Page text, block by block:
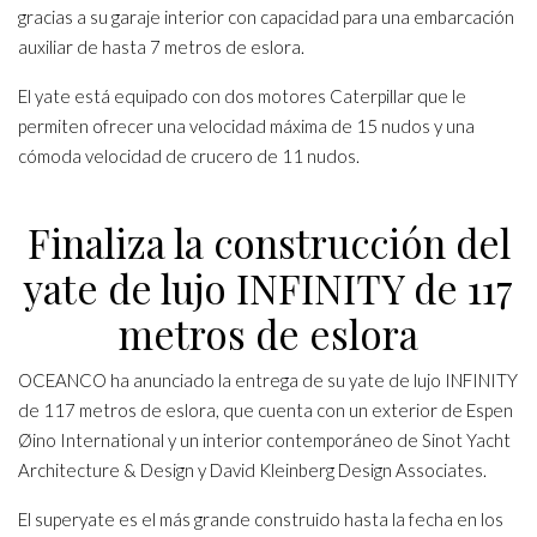
gracias a su garaje interior con capacidad para una embarcación
auxiliar de hasta 7 metros de eslora.
El yate está equipado con dos motores Caterpillar que le
permiten ofrecer una velocidad máxima de 15 nudos y una
cómoda velocidad de crucero de 11 nudos.
Finaliza la construcción del
yate de lujo INFINITY de 117
metros de eslora
OCEANCO ha anunciado la entrega de su yate de lujo INFINITY
de 117 metros de eslora, que cuenta con un exterior de Espen
Øino International y un interior contemporáneo de Sinot Yacht
Architecture & Design y David Kleinberg Design Associates.
El superyate es el más grande construido hasta la fecha en los